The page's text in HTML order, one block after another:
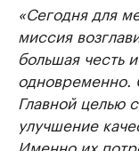
Делитесь
Управляйте
бренды спикеров
«Сегодня для
миссия
большая честь
одновременно.
Главной целью
улучшение
Именно их